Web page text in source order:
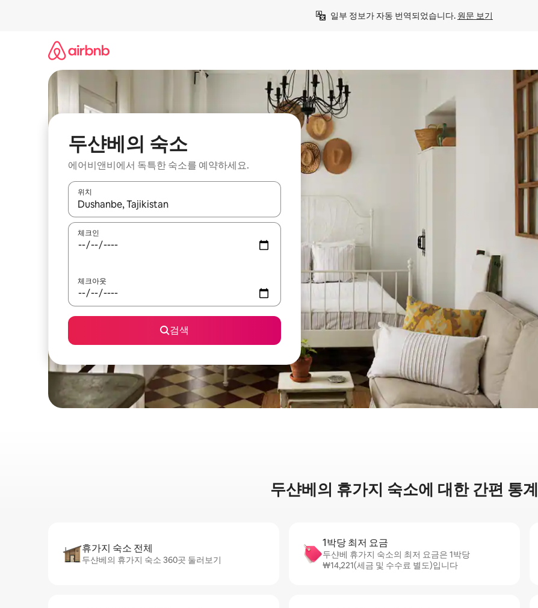
일부 정보가 자동 번역되었습니다. 원문 보기
두샨베의 숙소
에어비앤비에서 독특한 숙소를 예약하세요.
위치
결과가 나오면 위·아래 화살표 키를 사용하거나 터치 또는 스와이프 동작으로 탐색하세요.
체크인
체크아웃
검색
두샨베의 휴가지 숙소에 대한 간편 통계
휴가지 숙소 전체
두샨베의 휴가지 숙소 360곳 둘러보기
1박당 최저 요금
두샨베 휴가지 숙소의 최저 요금은 1박당
₩14,221(세금 및 수수료 별도)입니다